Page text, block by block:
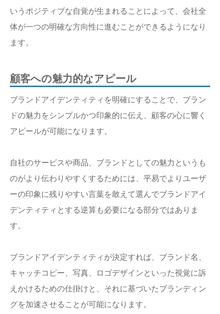
いうポジティブな自覚が生まれることによって、会社全
体が一つの明確な方向性に進むことができるようになり
ます。
顧客への魅力的なアピール
ブランドアイデンティティを明確にすることで、ブラン
ドの魅力をシンプルかつ印象的に伝え、顧客の心に響く
アピールが可能になります。
自社のサービスや商品、ブランドとしての魅力というも
のがより伝わりやすくするためには、平易でよりユーザ
ーの印象に残りやすい言葉を敢えて選んでブランドアイ
デンティティとする逆算も必要になる部分ではありま
す。
ブランドアイデンティティが決定すれば、ブランド名、
キャッチコピー、写真、ロゴデザインといった視覚に訴
えかけるための仕掛けと、それに基づいたブランディン
グを加速させることが可能になります。